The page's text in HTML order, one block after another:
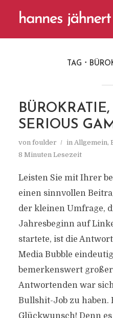
TAG
SERIOUS
von foulder in Allgemein,
8 Minuten Lesezeit
Leisten Sie mit Ihrer
einen sinnvollen
der kleinen Umfrage,
Jahresbeginn auf
startete, ist die
Media Bubble
bemerkenswert
Antwortenden war
Bullshit-Job zu haben.
Glückwunsch! Denn